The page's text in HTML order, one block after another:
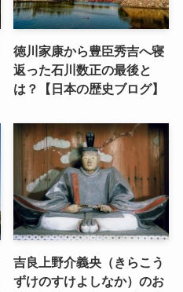
徳川家康から豊臣秀吉へ寝
返った石川数正の最後と
は？【日本の歴史ブログ】
吉良上野介義央（きらこう
ずけのすけよしなか）のお